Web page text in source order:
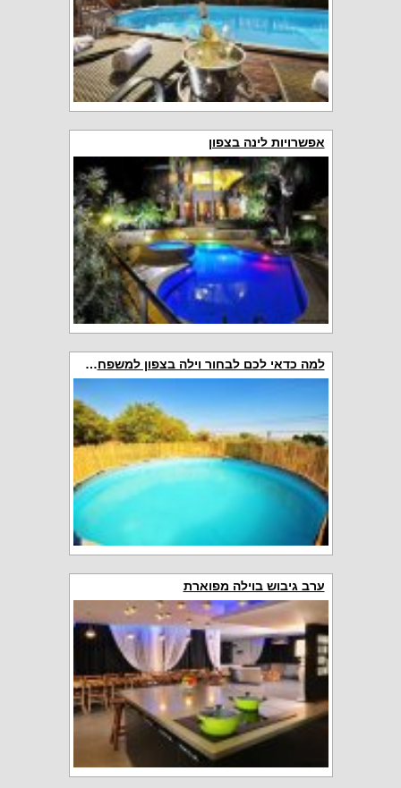
אפשרויות לינה בצפון
למה כדאי לכם לבחור וילה בצפון למשפחות? 5 סיבות לבחירה
ערב גיבוש בוילה מפוארת